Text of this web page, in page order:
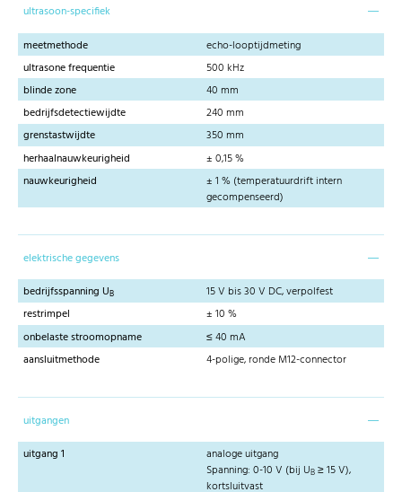
ultrasoon-specifiek
meetmethode
echo-looptijdmeting
ultrasone frequentie
500 kHz
blinde zone
40 mm
bedrijfsdetectiewijdte
240 mm
grenstastwijdte
350 mm
herhaalnauwkeurigheid
± 0,15 %
nauwkeurigheid
± 1 % (temperatuurdrift intern
gecompenseerd)
elektrische gegevens
bedrijfsspanning UB
15 V bis 30 V DC, verpolfest
restrimpel
± 10 %
onbelaste stroomopname
≤ 40 mA
aansluitmethode
4-polige, ronde M12-connector
uitgangen
uitgang 1
analoge uitgang
Spanning: 0-10 V (bij UB ≥ 15 V),
kortsluitvast